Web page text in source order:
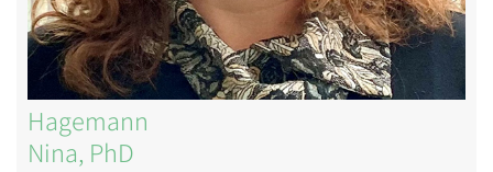
Hagemann
Nina, PhD